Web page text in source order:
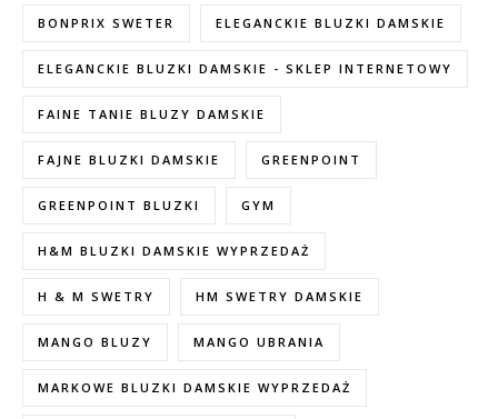
BONPRIX SWETER ELEGANCKIE BLUZKI DAMSKIE
ELEGANCKIE BLUZKI DAMSKIE - SKLEP INTERNETOWY
FAINE TANIE BLUZY DAMSKIE
FAJNE BLUZKI DAMSKIE GREENPOINT
GREENPOINT BLUZKI GYM
H&M BLUZKI DAMSKIE WYPRZEDAŻ
H & M SWETRY HM SWETRY DAMSKIE
MANGO BLUZY MANGO UBRANIA
MARKOWE BLUZKI DAMSKIE WYPRZEDAŻ